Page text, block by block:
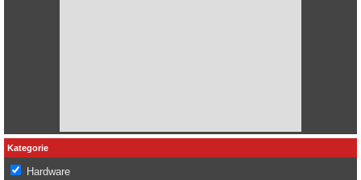
Kategorie
Hardware